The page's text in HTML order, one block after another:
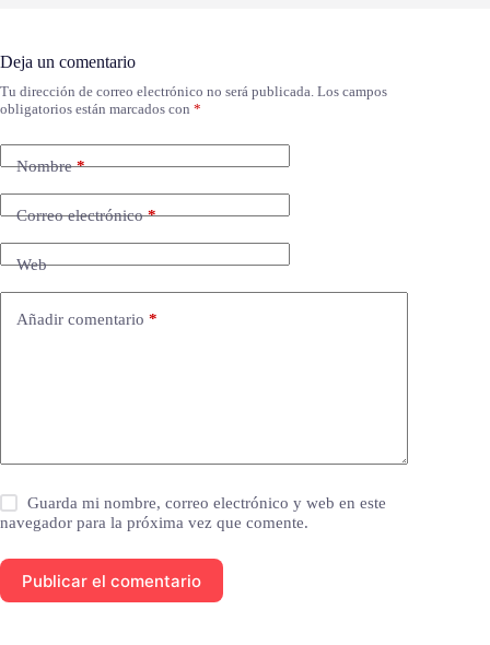
Deja un comentario
Tu dirección de correo electrónico no será publicada. Los campos
obligatorios están marcados con *
Nombre*
Correo electrónico*
Web
Añadir comentario *
Guarda mi nombre, correo electrónico y web en este
navegador para la próxima vez que comente.
Publicar el comentario